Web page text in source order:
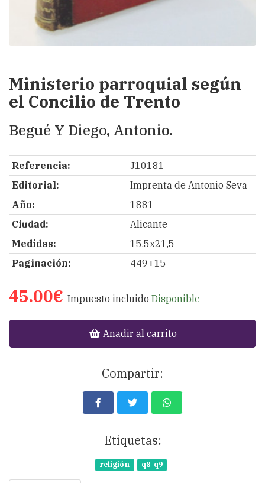
Ministerio parroquial según
el Concilio de Trento
Begué Y Diego, Antonio.
Referencia:
J10181
Editorial:
Imprenta de Antonio Seva
Año:
1881
Ciudad:
Alicante
Medidas:
15,5x21,5
Paginación:
449+15
45.00€ Impuesto incluido Disponible
Añadir al carrito
Compartir:
Etiquetas:
religión q8-q9